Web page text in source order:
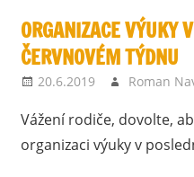
ORGANIZACE VÝUKY
ČERVNOVÉM TÝDNU
20.6.2019 Roman
Vážení rodiče, dovolte,
organizaci výuky v